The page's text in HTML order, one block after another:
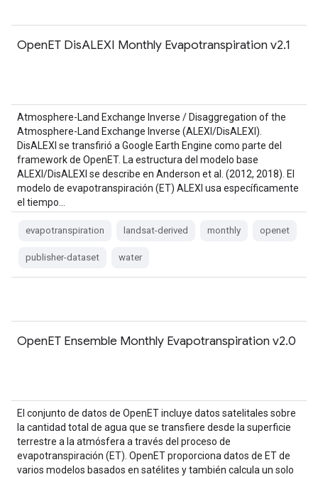
OpenET DisALEXI Monthly Evapotranspiration v2.1
Atmosphere-Land Exchange Inverse / Disaggregation of the
Atmosphere-Land Exchange Inverse (ALEXI/DisALEXI).
DisALEXI se transfirió a Google Earth Engine como parte del
framework de OpenET. La estructura del modelo base
ALEXI/DisALEXI se describe en Anderson et al. (2012, 2018). El
modelo de evapotranspiración (ET) ALEXI usa específicamente
el tiempo…
evapotranspiration landsat-derived monthly openet
publisher-dataset water
OpenET Ensemble Monthly Evapotranspiration v2.0
El conjunto de datos de OpenET incluye datos satelitales sobre
la cantidad total de agua que se transfiere desde la superficie
terrestre a la atmósfera a través del proceso de
evapotranspiración (ET). OpenET proporciona datos de ET de
varios modelos basados en satélites y también calcula un solo